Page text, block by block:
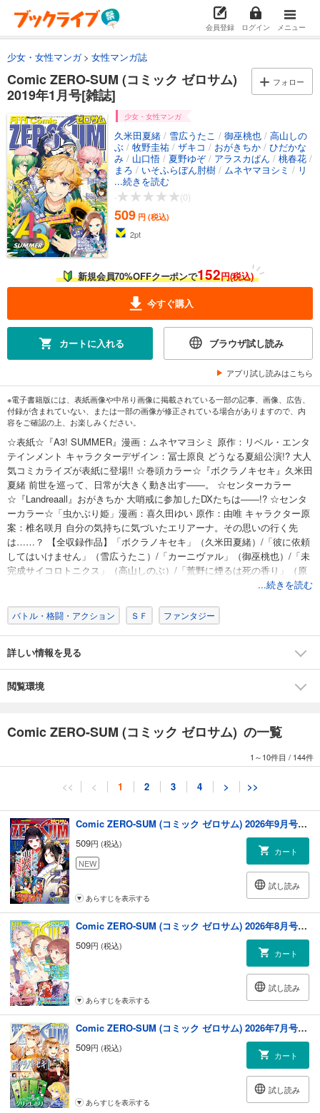
会員登録 ログイン メニュー
少女・女性マンガ 女性マンガ誌
Comic ZERO-SUM (コミック ゼロサム)
2019年1月号[雑誌]
フォロー
少女・女性マンガ
久米田夏緒 / 雪広うたこ / 御巫桃也 / 高山しの
ぶ / 牧野圭祐 / ザキコ / おがきちか / ひだかな
み / 山口悟 / 夏野ゆぞ/ アラスカぱん / 桃春花 /
まろ / いそふらぼん肘樹 / ムネヤマヨシミ / リ
ベル・エンタテインメント
成/朝谷コトリ/ふじわら（ムービック）
島とひろ /沙月ゆう
／WrightFlyerStudios
あゆま
...続きを読む
-
(0)
509 円 (税込)
2pt
新規会員70%OFFクーポンで152円(税込)
今すぐ購入
カートに入れる ブラウザ試し読み
アプリ試し読みはこちら
※電子書籍版には、表紙画像や中吊り画像に掲載されている一部の記事、画像、広告、
付録が含まれていない、または一部の画像が修正されている場合がありますので、内
容をご確認の上、お楽しみください。
☆表紙☆『A3! SUMMER』漫画：ムネヤマヨシミ 原作：リベル・エンタ
テインメント キャラクターデザイン：冨士原良 どうなる夏組公演!? 大人
気コミカライズが表紙に登場!! ☆巻頭カラー☆『ボクラノキセキ』久米田
夏緒 前世を巡って、日常が大きく動き出す――。 ☆センターカラー
☆『Landreaall』おがきちか 大哨戒に参加したDXたちは――!? ☆センタ
ーカラー☆「虫かぶり姫」漫画：喜久田ゆい 原作：由唯 キャラクター原
案：椎名咲月 自分の気持ちに気づいたエリアーナ。その思いの行く先
は……？ 【全収録作品】「ボクラノキセキ」（久米田夏緒）/「彼に依頼
してはいけません」（雪広うたこ）/「カーニヴァル」（御巫桃也）/「未
完成サイコロトニクス」（高山しのぶ）/「荒野に煙るは死の香り」（原
作：牧野圭祐 作画：ザキコ）/「Landreaall」(おがきちか）/「乙女ゲーム
原案・コミック：ひだかなみ 原作：山口悟）/「カーストヘイト」（夏野
ゆぞ）/「マリエル・クララックの婚約」（漫画：アラスカぱん 原作：桃
樹）/「A3! SUMMER」（漫画：ムネヤマヨシミ 原作：リベル・エンタテ
インメント キャラクターデザイン：冨士原良）/「破天荒遊戯」（遠藤海
成）/「TSUKIPRO THE ANIMATION」（漫画：朝谷コトリ 原作：ふじわ
ト/Wright Flyer Studios）/「あけのもり」（如歌）/「先生もネット世
代」（那多ここね）/「コーセルテルの竜術士～子竜物語～」（石動あゆ
ま）/「少年はカッコウを孕む」（ありまけいこ） ※本電子書籍の表紙・
目次・広告・情報・価格は、紙で発行した当時のものとなります。電子
版に付録は含まれておりません。また、作品のラインナップ・記事等が
...続きを読む
バトル・格闘・アクション ＳＦ ファンタジー
詳しい情報を見る
閲覧環境
Comic ZERO-SUM (コミック ゼロサム) の一覧
1～10件目 / 144件
<< < 1 2 3 4 > >>
Comic ZERO-SUM (コミック ゼロサム) 2026年9月号[雑誌]
509円 (税込)
NEW
カート
試し読み
あらすじを表示する
Comic ZERO-SUM (コミック ゼロサム) 2026年8月号[雑誌]
509円 (税込)
カート
試し読み
あらすじを表示する
Comic ZERO-SUM (コミック ゼロサム) 2026年7月号[雑誌]
509円 (税込)
カート
試し読み
あらすじを表示する